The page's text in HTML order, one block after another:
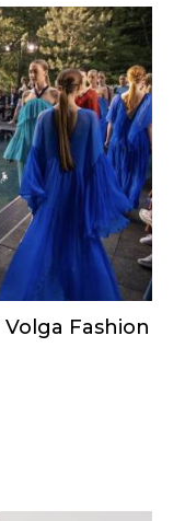
Fashion